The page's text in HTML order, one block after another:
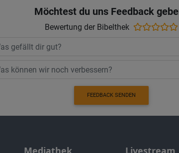
Möchtest du uns Feedback
Bewertung der Bibelthek
FEEDBACK SENDEN